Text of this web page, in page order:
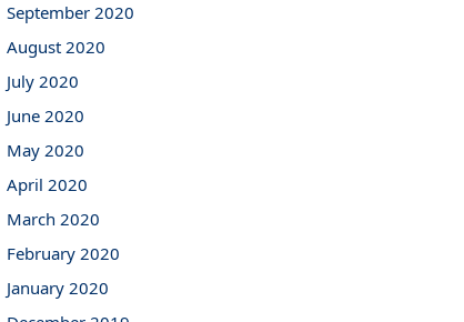
September 2020
August 2020
July 2020
June 2020
May 2020
April 2020
March 2020
February 2020
January 2020